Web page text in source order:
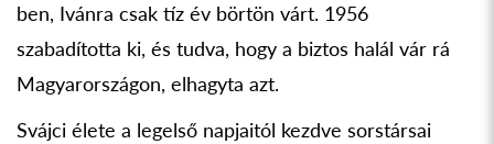
ben, Ivánra csak tíz év börtön várt. 1956
szabadította ki, és tudva, hogy a biztos halál vár rá
Magyarországon, elhagyta azt.
Svájci élete a legelső napjaitól kezdve sorstársai